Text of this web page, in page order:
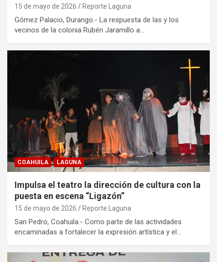
15 de mayo de 2026 Reporte Laguna
Gómez Palacio, Durango.- La respuesta de las y los
vecinos de la colonia Rubén Jaramillo a…
COAHUILA LAGUNA
Impulsa el teatro la dirección de cultura con la
puesta en escena “Ligazón”
15 de mayo de 2026 Reporte Laguna
San Pedro, Coahuila.- Como parte de las actividades
encaminadas a fortalecer la expresión artística y el…